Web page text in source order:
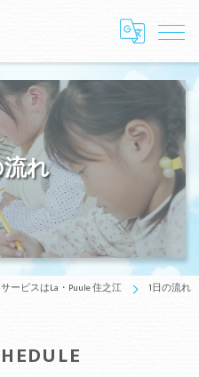
れ
ービスはLa・Puule 住之江 1日の流れ